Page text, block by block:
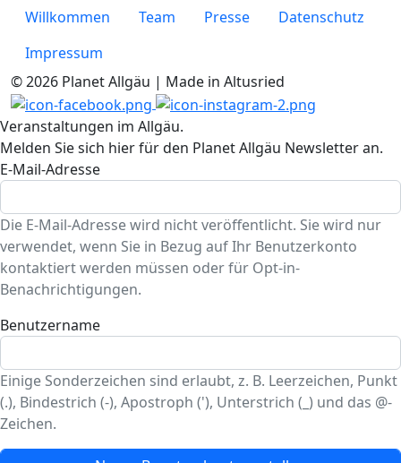
Willkommen
Team Presse
Datenschutz
Impressum
© 2026 Planet Allgäu | Made in Altusried
Veranstaltungen im Allgäu.
Melden Sie sich hier für den Planet Allgäu Newsletter an.
E-Mail-Adresse
Die E-Mail-Adresse wird nicht veröffentlicht. Sie wird nur
verwendet, wenn Sie in Bezug auf Ihr Benutzerkonto
kontaktiert werden müssen oder für Opt-in-
Benachrichtigungen.
Benutzername
Einige Sonderzeichen sind erlaubt, z. B. Leerzeichen, Punkt
(.), Bindestrich (-), Apostroph ('), Unterstrich (_) und das @-
Zeichen.